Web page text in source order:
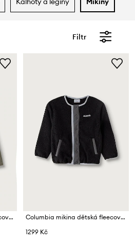
Filtr
Columbia mikina dětská fleecová Steens Mtn
Columbia mikina dětská fleecová Helvetia
1299 Kč